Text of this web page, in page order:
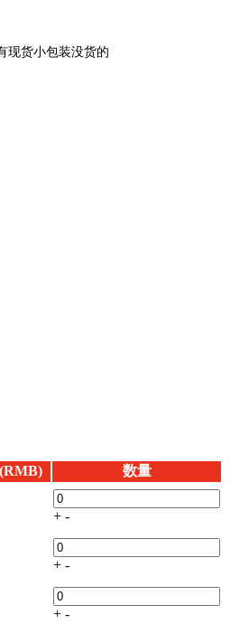
货小包装没货的，都可以当天拆分小包
数量
+ -
+ -
+ -